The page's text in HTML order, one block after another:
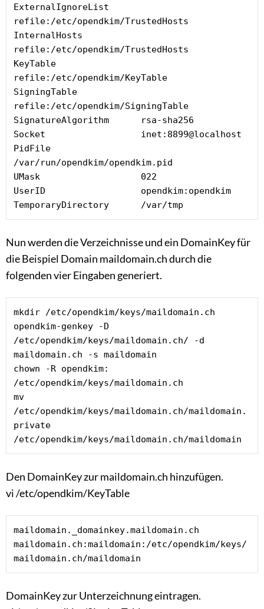
ExternalIgnoreList
refile:/etc/opendkim/TrustedHosts
InternalHosts
refile:/etc/opendkim/TrustedHosts
KeyTable
refile:/etc/opendkim/KeyTable
SigningTable
refile:/etc/opendkim/SigningTable
SignatureAlgorithm      rsa-sha256
Socket                  inet:8899@localhost
PidFile
/var/run/opendkim/opendkim.pid
UMask                   022
UserID                  opendkim:opendkim
TemporaryDirectory      /var/tmp
Nun werden die Verzeichnisse und ein DomainKey für
die Beispiel Domain maildomain.ch durch die
folgenden vier Eingaben generiert.
mkdir /etc/opendkim/keys/maildomain.ch
opendkim-genkey -D
/etc/opendkim/keys/maildomain.ch/ -d
maildomain.ch -s maildomain
chown -R opendkim:
/etc/opendkim/keys/maildomain.ch
mv
/etc/opendkim/keys/maildomain.ch/maildomain.
private
/etc/opendkim/keys/maildomain.ch/maildomain
Den DomainKey zur maildomain.ch hinzufügen.
vi /etc/opendkim/KeyTable
maildomain._domainkey.maildomain.ch
maildomain.ch:maildomain:/etc/opendkim/keys/
maildomain.ch/maildomain
DomainKey zur Unterzeichnung eintragen.